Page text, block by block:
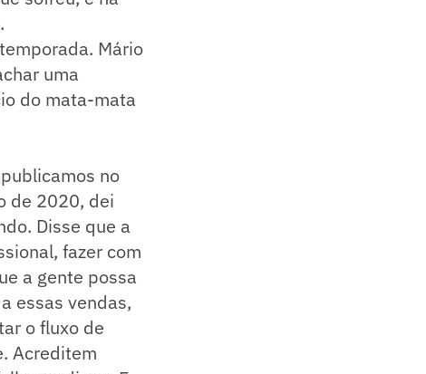
Mário
uma
do mata-mata
no
de 2020, dei
Disse que a
fazer com
a gente possa
essas vendas,
o fluxo de
Acreditem